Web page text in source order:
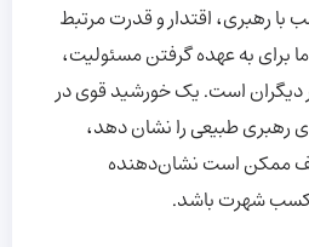
با رهبری، اقتدار و قدرت مرتبط
برای به عهده گرفتن مسئولیت،
دیگران است. یک خورشید قوی در
رهبری طبیعی را نشان دهد،
ممکن است نشان‌دهنده
کسب شهرت باشد.